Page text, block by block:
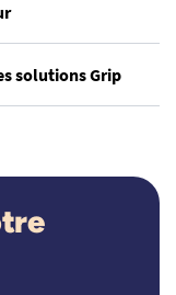
solutions Grip